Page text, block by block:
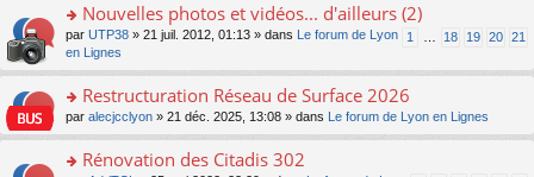
lu
pl
s
ré
c
e
a
g
e
n
o
n
pl
er
le
m
e
s
s
e
o
n
s
er
le
m
e
Nouvelles photos et vidéos... d'ailleurs (2)
1 18 19 20 21
par UTP38 » 21 juil. 2012, 01:13 » dans
Le forum de Lyon
en Lignes
o
n
ult
Restructuration Réseau de Surface 2026
par alecjcclyon » 21 déc. 2025, 13:08 » dans Le forum de Lyon en Lignes
Rénovation des Citadis 302